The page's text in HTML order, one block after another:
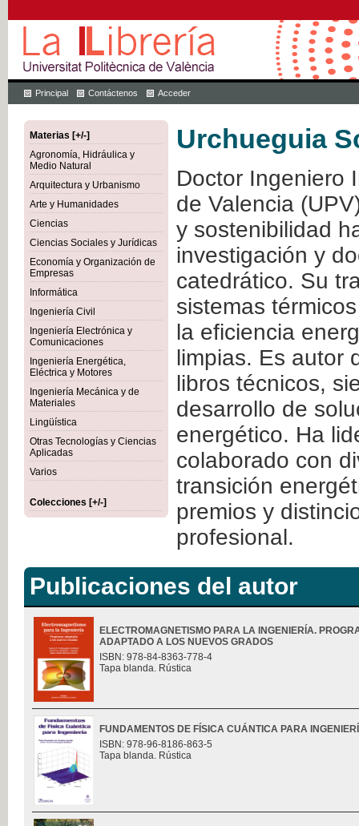
Principal Contáctenos Acceder
Materias [+/-]
Agronomía, Hidráulica y
Medio Natural
Arquitectura y Urbanismo
Arte y Humanidades
Ciencias
Ciencias Sociales y Jurídicas
Economía y Organización de
Empresas
Informática
Ingeniería Civil
Ingeniería Electrónica y
Comunicaciones
Ingeniería Energética,
Eléctrica y Motores
Ingeniería Mecánica y de
Materiales
Lingüística
Otras Tecnologías y Ciencias
Aplicadas
Varios
Colecciones [+/-]
Urchueguia
Doctor Ingeniero
de Valencia
y sostenibilidad
investigación y
catedrático. Su
sistemas
la eficiencia
limpias. Es autor
libros técnicos,
desarrollo de
energético. Ha
colaborado con
transición
premios y
profesional.
Publicaciones del autor
ELECTROMAGNETISMO PARA LA INGENIERÍA.
ADAPTADO A LOS NUEVOS GRADOS
ISBN: 978-84-8363-778-4
Tapa blanda. Rústica
FUNDAMENTOS DE FÍSICA CUÁNTICA PARA
ISBN: 978-96-8186-863-5
Tapa blanda. Rústica